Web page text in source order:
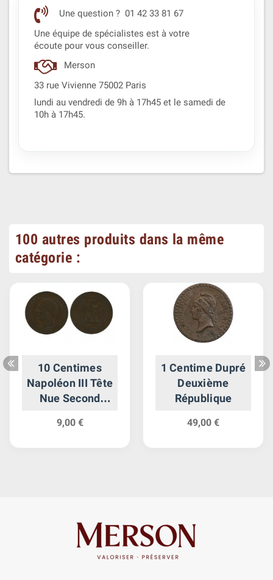
Une question ? 01 42 33 81 67
Une équipe de spécialistes est à votre
écoute pour vous conseiller.
Merson
33 rue Vivienne 75002 Paris
lundi au vendredi de 9h à 17h45 et le samedi de
10h à 17h45.
100 autres produits dans la même
catégorie :
10 Centimes
Napoléon III Tête
Nue Second
9,00 €
1 Centime Dupré
Deuxième
République
49,00 €